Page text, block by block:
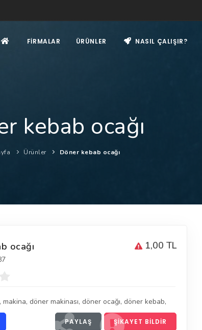
FIRMALAR ÜRÜNLER NASIL ÇALIŞIR?
kebab ocağı
Ürünler Döner kebab ocağı
1,00 TL
ocağı
makina, döner makinası, döner ocağı, döner kebab,
PAYLAŞ ŞIKAYET BILDIR